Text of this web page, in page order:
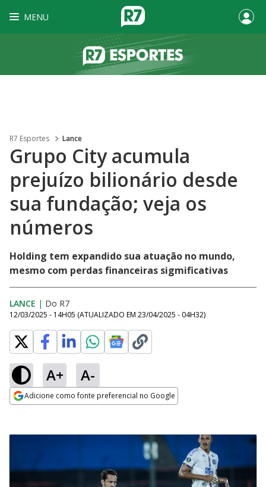
MENU
R7 Esportes Lance
Grupo City acumula
prejuízo bilionário desde
sua fundação; veja os
números
Holding tem expandido sua atuação no mundo,
mesmo com perdas financeiras sigmificativas
LANCE | Do R7
12/03/2025 - 14H05 (ATUALIZADO EM 23/04/2025 - 04H32)
A+ A-
Adicione como fonte preferencial no Google